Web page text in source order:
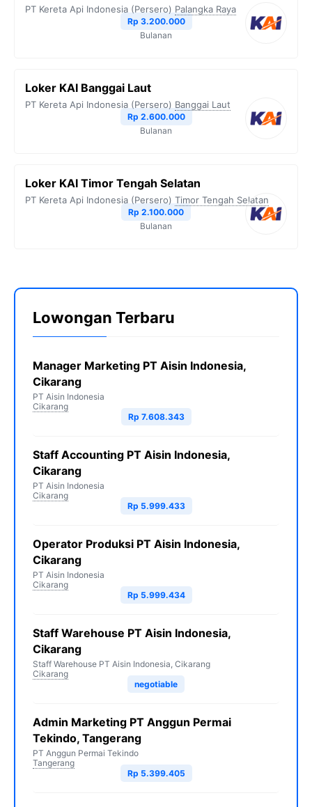
PT Kereta Api Indonesia (Persero) Palangka Raya
Rp 3.200.000
Bulanan
Loker KAI Banggai Laut
PT Kereta Api Indonesia (Persero) Banggai Laut
Rp 2.600.000
Bulanan
Loker KAI Timor Tengah Selatan
PT Kereta Api Indonesia (Persero) Timor Tengah Selatan
Rp 2.100.000
Bulanan
Lowongan Terbaru
Manager Marketing PT Aisin Indonesia,
Cikarang
PT Aisin Indonesia
Cikarang
Rp 7.608.343
Staff Accounting PT Aisin Indonesia,
Cikarang
PT Aisin Indonesia
Cikarang
Rp 5.999.433
Operator Produksi PT Aisin Indonesia,
Cikarang
PT Aisin Indonesia
Cikarang
Rp 5.999.434
Staff Warehouse PT Aisin Indonesia,
Cikarang
Staff Warehouse PT Aisin Indonesia, Cikarang
Cikarang
negotiable
Admin Marketing PT Anggun Permai
Tekindo, Tangerang
PT Anggun Permai Tekindo
Tangerang
Rp 5.399.405